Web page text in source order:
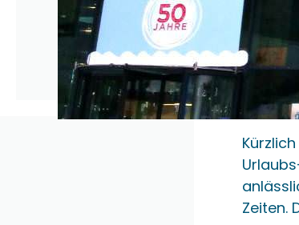
Zeiten.